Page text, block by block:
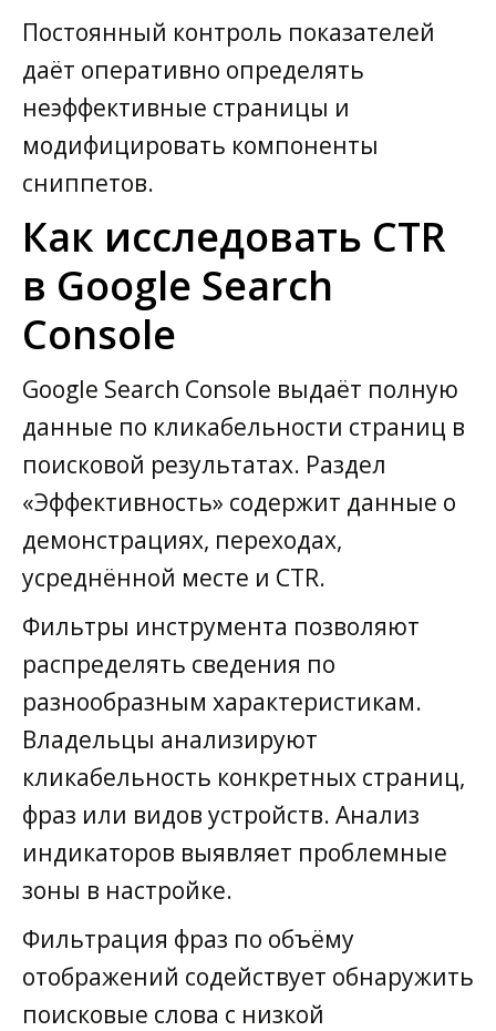
Постоянный контроль показателей
даёт оперативно определять
неэффективные страницы и
модифицировать компоненты
сниппетов.
Как исследовать CTR
в Google Search
Console
Google Search Console выдаёт полную
данные по кликабельности страниц в
поисковой результатах. Раздел
«Эффективность» содержит данные о
демонстрациях, переходах,
усреднённой месте и CTR.
Фильтры инструмента позволяют
распределять сведения по
разнообразным характеристикам.
Владельцы анализируют
кликабельность конкретных страниц,
фраз или видов устройств. Анализ
индикаторов выявляет проблемные
зоны в настройке.
Фильтрация фраз по объёму
отображений содействует обнаружить
поисковые слова с низкой